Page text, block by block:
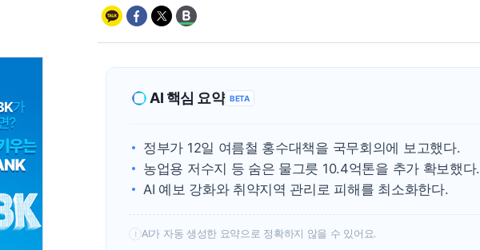
AI 핵심 요약 BETA
정부가 12일 여름철 홍수대책을 국무회의에 보고했다.
농업용 저수지 등 숨은 물그릇 10.4억톤을 추가 확보했다.
AI 예보 강화와 취약지역 관리로 피해를 최소화한다.
! AI가 자동 생성한 요약으로 정확하지 않을 수 있어요.